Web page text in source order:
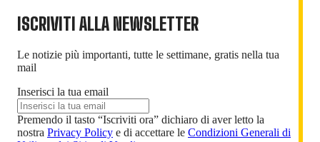
ISCRIVITI ALLA NEWSLETTER
Le notizie più importanti, tutte le settimane, gratis nella tua
mail
Inserisci la tua email
Premendo il tasto “Iscriviti ora” dichiaro di aver letto la
nostra Privacy Policy e di accettare le Condizioni Generali di